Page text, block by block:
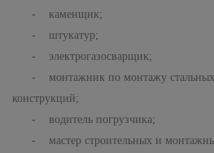
- каменщик;
- штукатур;
- электрогазосварщик;
- монтажник по монтажу стальных
конструкций;
- водитель погрузчика;
- мастер строительных и